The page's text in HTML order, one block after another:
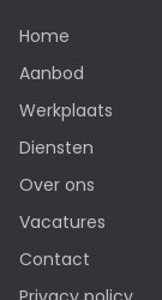
Home
Aanbod
Werkplaats
Diensten
Over ons
Vacatures
Contact